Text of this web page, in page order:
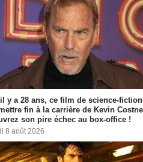
y a 28 ans, ce film de science-
fin à la carrière de Kevin
son pire échec au box-office !
8 août 2026